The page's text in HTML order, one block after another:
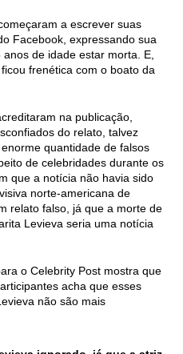
a escrever suas
Facebook, expressando sua
de idade estar morta. E,
frenética com o boato da
na publicação,
do relato, talvez
quantidade de falsos
de celebridades durante os
que a notícia não havia sido
norte-americana de
relato falso, já que a morte de
Levieva seria uma notícia
o Celebrity Post mostra que
acha que esses
não são mais